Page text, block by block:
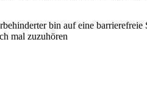
bin auf eine
mal zuzuhören